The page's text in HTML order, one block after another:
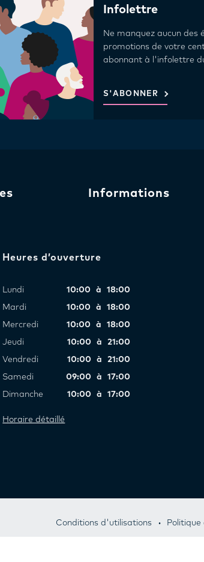
Infolettre
Ne manquez aucun des
promotions de votre
abonnant à l'infolettre
S'ABONNER
Informations
Heures d’ouverture
Lundi 10:00 à 18:00
Mardi 10:00 à 18:00
Mercredi 10:00 à 18:00
Jeudi 10:00 à 21:00
Vendredi 10:00 à 21:00
Samedi 09:00 à 17:00
Dimanche 10:00 à 17:00
Horaire détaillé
Conditions d'utilisations